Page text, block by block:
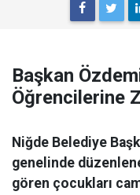
Başkan
Öğrencilerine
Niğde Belediye
genelinde
gören çocukları